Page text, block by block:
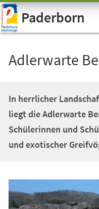
Visuelle
Assistenzsoftware
öffnen.Paderborn
Adlerwarte
In herrlicher
liegt die Adlerwarte
Schülerinnen und
und exotischer